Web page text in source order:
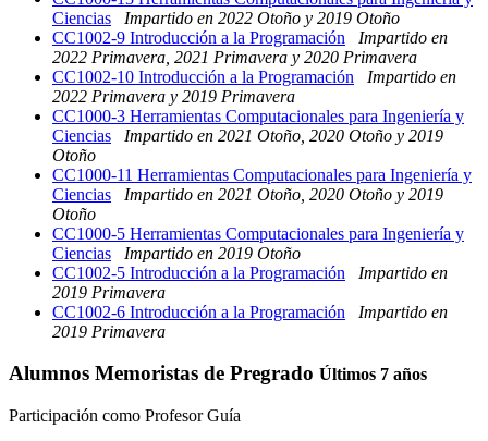
Ciencias
Impartido en 2022 Otoño y 2019 Otoño
CC1002-9 Introducción a la Programación
Impartido en
2022 Primavera, 2021 Primavera y 2020 Primavera
CC1002-10 Introducción a la Programación
Impartido en
2022 Primavera y 2019 Primavera
CC1000-3 Herramientas Computacionales para Ingeniería y
Ciencias
Impartido en 2021 Otoño, 2020 Otoño y 2019
Otoño
CC1000-11 Herramientas Computacionales para Ingeniería y
Ciencias
Impartido en 2021 Otoño, 2020 Otoño y 2019
Otoño
CC1000-5 Herramientas Computacionales para Ingeniería y
Ciencias
Impartido en 2019 Otoño
CC1002-5 Introducción a la Programación
Impartido en
2019 Primavera
CC1002-6 Introducción a la Programación
Impartido en
2019 Primavera
Alumnos Memoristas de Pregrado Últimos 7 años
Participación como Profesor Guía